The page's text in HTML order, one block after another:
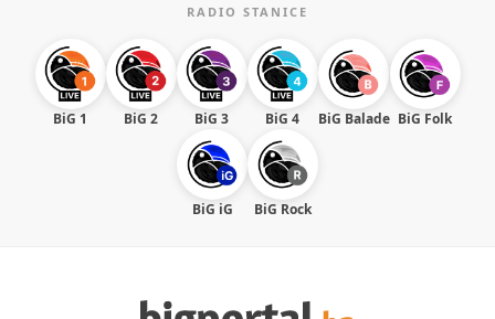
RADIO STANICE
BiG 1 BiG 2 BiG 3 BiG 4 BiG Balade BiG Folk
BiG iG BiG Rock